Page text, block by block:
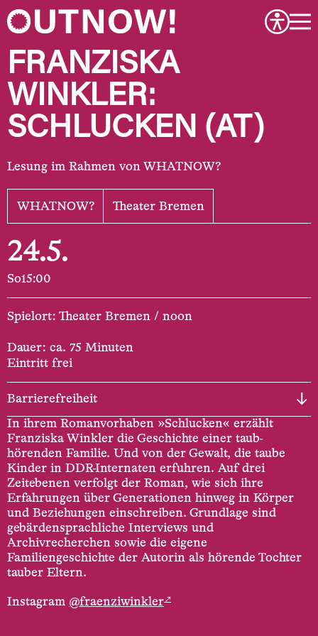
FRANZISKA
WINKLER:
SCHLUCKEN (AT)
Lesung im Rahmen von WHATNOW?
WHATNOW? Theater Bremen
24.5.
So15:00
Spielort: Theater Bremen / noon
Dauer: ca. 75 Minuten
Eintritt frei
Barrierefreiheit
In ihrem Romanvorhaben »Schlucken« erzählt
Franziska Winkler die Geschichte einer taub-
hörenden Familie. Und von der Gewalt, die taube
Kinder in DDR-Internaten erfuhren. Auf drei
Zeitebenen verfolgt der Roman, wie sich ihre
Erfahrungen über Generationen hinweg in Körper
und Beziehungen einschreiben. Grundlage sind
gebärdensprachliche Interviews und
Archivrecherchen sowie die eigene
Familiengeschichte der Autorin als hörende Tochter
tauber Eltern.
Instagram @fraenziwinkler↗